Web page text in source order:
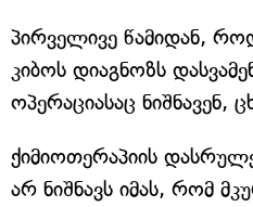
პირველივე წამიდან,
კიბოს დიაგნოზს
ოპერაციასაც ნიშნავენ,
ქიმიოთერაპიის
არ ნიშნავს იმას, რომ